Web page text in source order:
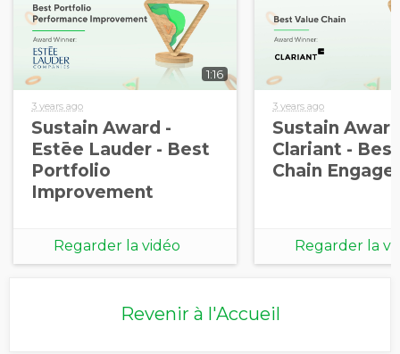
1:16
3 years ago
Sustain Award -
Estēe Lauder - Best
Portfolio
Improvement
Regarder la vidéo
3 years ago
Sustain
Clariant -
Chain
Regarder la
Revenir à l'Accueil